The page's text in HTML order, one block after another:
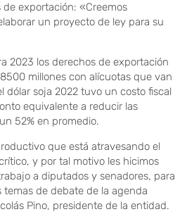
exportación: «Creemos
un proyecto de ley para su
2023 los derechos de exportación
millones con alícuotas que van
dólar soja 2022 tuvo un costo fiscal
equivalente a reducir las
52% en promedio.
que está atravesando el
y por tal motivo les hicimos
a diputados y senadores, para
de debate de la agenda
Pino, presidente de la entidad.